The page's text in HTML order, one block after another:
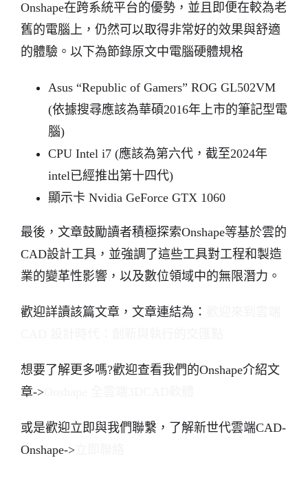
Onshape在跨系統平台的優勢，並且即便在較為老
舊的電腦上，仍然可以取得非常好的效果與舒適
的體驗。以下為節錄原文中電腦硬體規格
Asus “Republic of Gamers” ROG GL502VM
(依據搜尋應該為華碩2016年上市的筆記型電
腦)
CPU Intel i7 (應該為第六代，截至2024年
intel已經推出第十四代)
顯示卡 Nvidia GeForce GTX 1060
最後，文章鼓勵讀者積極探索Onshape等基於雲的
CAD設計工具，並強調了這些工具對工程和製造
業的變革性影響，以及數位領域中的無限潛力。
歡迎詳讀該篇文章，文章連結為：
想要了解更多嗎?歡迎查看我們的Onshape介紹文
章->Onshape 全雲端3DCAD軟體
或是歡迎立即與我們聯繫，了解新世代雲端CAD-
Onshape->立即聯絡